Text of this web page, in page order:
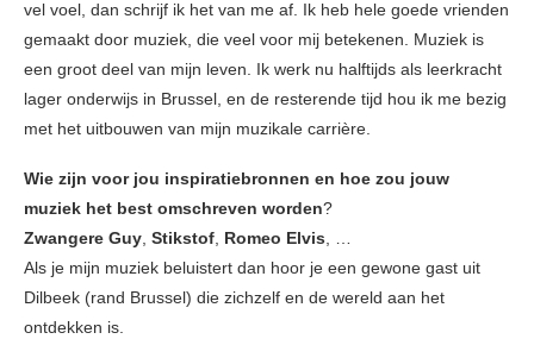
vel voel, dan schrijf ik het van me af. Ik heb hele goede vrienden
gemaakt door muziek, die veel voor mij betekenen. Muziek is
een groot deel van mijn leven. Ik werk nu halftijds als leerkracht
lager onderwijs in Brussel, en de resterende tijd hou ik me bezig
met het uitbouwen van mijn muzikale carrière.
Wie zijn voor jou inspiratiebronnen en hoe zou jouw
muziek het best omschreven worden?
Zwangere Guy Stikstof Romeo Elvis
Als je mijn muziek beluistert dan hoor je een gewone gast uit
Dilbeek (rand Brussel) die zichzelf en de wereld aan het
ontdekken is.